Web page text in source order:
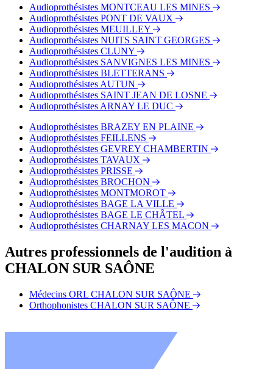
Audioprothésistes MONTCEAU LES MINES
Audioprothésistes PONT DE VAUX
Audioprothésistes MEUILLEY
Audioprothésistes NUITS SAINT GEORGES
Audioprothésistes CLUNY
Audioprothésistes SANVIGNES LES MINES
Audioprothésistes BLETTERANS
Audioprothésistes AUTUN
Audioprothésistes SAINT JEAN DE LOSNE
Audioprothésistes ARNAY LE DUC
Audioprothésistes BRAZEY EN PLAINE
Audioprothésistes FEILLENS
Audioprothésistes GEVREY CHAMBERTIN
Audioprothésistes TAVAUX
Audioprothésistes PRISSE
Audioprothésistes BROCHON
Audioprothésistes MONTMOROT
Audioprothésistes BAGE LA VILLE
Audioprothésistes BAGE LE CHÂTEL
Audioprothésistes CHARNAY LES MACON
Autres professionnels de l'audition à
CHALON SUR SAÔNE
Médecins ORL CHALON SUR SAÔNE
Orthophonistes CHALON SUR SAÔNE